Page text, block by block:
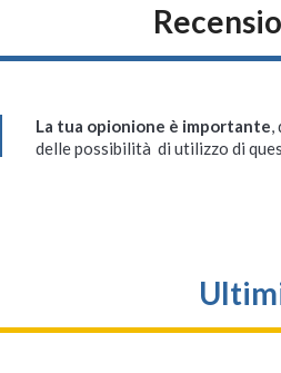
La tua opionione è importante,
delle possibilità di utilizzo di